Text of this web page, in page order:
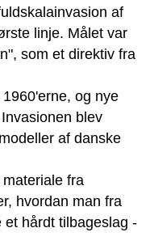
af
linje. Målet var
som et direktiv fra
og nye
blev
af danske
fra
hvordan man fra
et hårdt tilbageslag -